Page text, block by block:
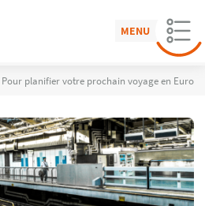
MENU
Pour planifier votre prochain voyage en